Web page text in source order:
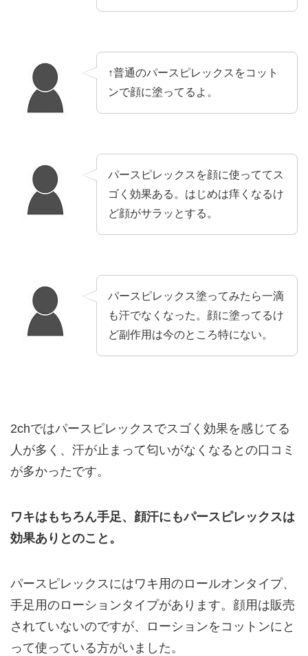
↑普通のパースピレックスをコット
ンで顔に塗ってるよ。
パースピレックスを顔に使っててス
ゴく効果ある。はじめは痒くなるけ
ど顔がサラッとする。
パースピレックス塗ってみたら一滴
も汗でなくなった。顔に塗ってるけ
ど副作用は今のところ特にない。
2chではパースピレックスでスゴく効果を感じてる
人が多く、汗が止まって匂いがなくなるとの口コミ
が多かったです。
ワキはもちろん手足、顔汗にもパースピレックスは
効果ありとのこと。
パースピレックスにはワキ用のロールオンタイプ、
手足用のローションタイプがあります。顔用は販売
されていないのですが、ローションをコットンにと
って使っている方がいました。